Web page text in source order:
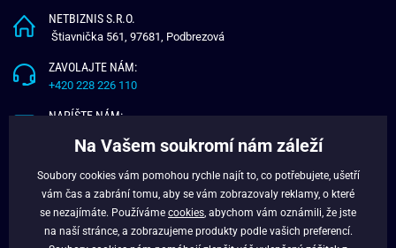
NETBIZNIS S.R.O.
Štiavnička 561, 97681, Podbrezová
ZAVOLAJTE NÁM:
+420 228 226 110
NAPÍŠTE NÁM:
O NÁS
VĚRNOSTNÍ PROGRAM
Na Vašem soukromí nám záleží
Soubory cookies vám pomohou rychle najít to, co potřebujete, ušetří
vám čas a zabrání tomu, aby se vám zobrazovaly reklamy, o které
se nezajímáte. Používáme cookies , abychom vám oznámili, že jste
na naší stránce, a zobrazujeme produkty podle vašich preferencí.